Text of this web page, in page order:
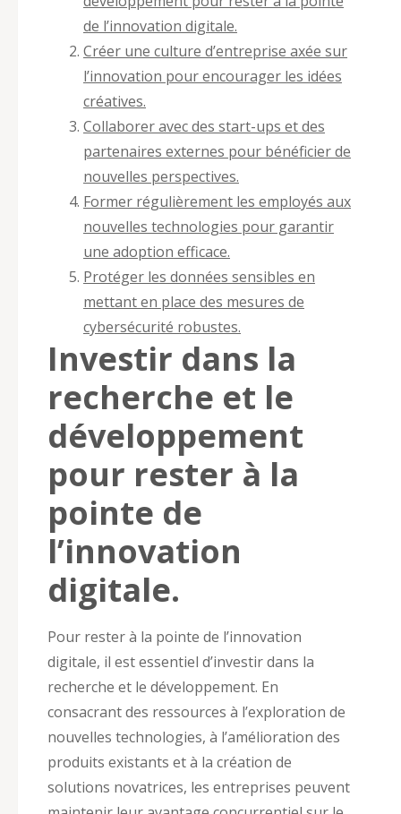
de l’innovation digitale.
Créer une culture d’entreprise axée sur
l’innovation pour encourager les idées
créatives.
Collaborer avec des start-ups et des
partenaires externes pour bénéficier de
nouvelles perspectives.
Former régulièrement les employés aux
nouvelles technologies pour garantir
une adoption efficace.
Protéger les données sensibles en
mettant en place des mesures de
cybersécurité robustes.
Investir dans la
recherche et le
développement
pour rester à la
pointe de
l’innovation
digitale.
Pour rester à la pointe de l’innovation
digitale, il est essentiel d’investir dans la
recherche et le développement. En
consacrant des ressources à l’exploration de
nouvelles technologies, à l’amélioration des
produits existants et à la création de
solutions novatrices, les entreprises peuvent